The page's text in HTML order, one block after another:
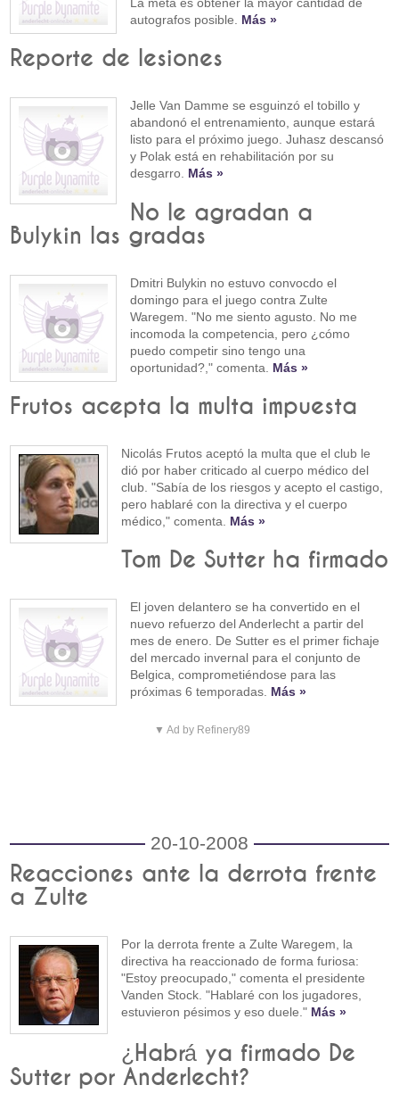
autografos posible. Más »
Reporte de lesiones
Jelle Van Damme se esguinzó el tobillo y
abandonó el entrenamiento, aunque estará
listo para el próximo juego. Juhasz descansó
y Polak está en rehabilitación por su
desgarro. Más »
No le agradan a
Bulykin las gradas
Dmitri Bulykin no estuvo convocdo el
domingo para el juego contra Zulte
Waregem. "No me siento agusto. No me
incomoda la competencia, pero ¿cómo
puedo competir sino tengo una
oportunidad?," comenta. Más »
Frutos acepta la multa impuesta
Nicolás Frutos aceptó la multa que el club le
dió por haber criticado al cuerpo médico del
club. "Sabía de los riesgos y acepto el castigo,
pero hablaré con la directiva y el cuerpo
médico," comenta. Más »
Tom De Sutter ha firmado
El joven delantero se ha convertido en el
nuevo refuerzo del Anderlecht a partir del
mes de enero. De Sutter es el primer fichaje
del mercado invernal para el conjunto de
Belgica, comprometiéndose para las
próximas 6 temporadas. Más »
▼ Ad by Refinery89
20-10-2008
Reacciones ante la derrota frente
a Zulte
Por la derrota frente a Zulte Waregem, la
directiva ha reaccionado de forma furiosa:
"Estoy preocupado," comenta el presidente
Vanden Stock. "Hablaré con los jugadores,
estuvieron pésimos y eso duele." Más »
¿Habrá ya firmado De
Sutter por Anderlecht?